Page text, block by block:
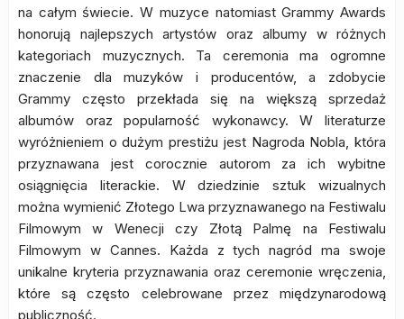
na całym świecie. W muzyce natomiast Grammy Awards
honorują najlepszych artystów oraz albumy w różnych
kategoriach muzycznych. Ta ceremonia ma ogromne
znaczenie dla muzyków i producentów, a zdobycie
Grammy często przekłada się na większą sprzedaż
albumów oraz popularność wykonawcy. W literaturze
wyróżnieniem o dużym prestiżu jest Nagroda Nobla, która
przyznawana jest corocznie autorom za ich wybitne
osiągnięcia literackie. W dziedzinie sztuk wizualnych
można wymienić Złotego Lwa przyznawanego na Festiwalu
Filmowym w Wenecji czy Złotą Palmę na Festiwalu
Filmowym w Cannes. Każda z tych nagród ma swoje
unikalne kryteria przyznawania oraz ceremonie wręczenia,
które są często celebrowane przez międzynarodową
publiczność.